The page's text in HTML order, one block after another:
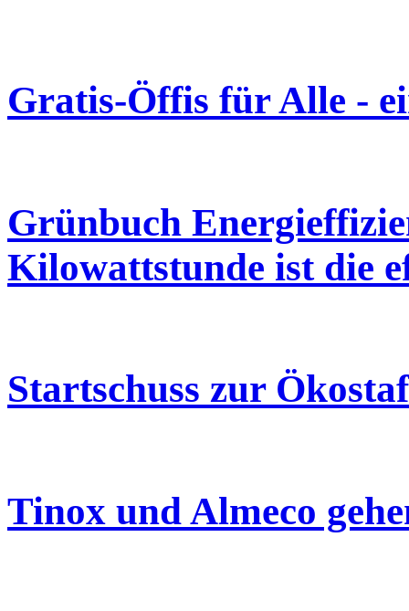
Gratis-Öffis für Alle -
Grünbuch
Kilowattstunde ist die
Startschuss zur
Tinox und Almeco